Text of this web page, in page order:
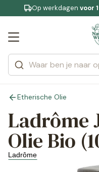
GratisJouw
Op werkdagenvoor
Zoeken Bekijk
Etherische Olie
Ladrôme
Olie Bio
Ladrôme